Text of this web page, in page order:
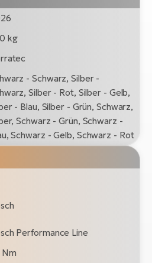
kg
- Schwarz, Silber -
Silber - Rot, Silber - Gelb,
- Blau, Silber - Grün, Schwarz,
Schwarz - Grün, Schwarz -
Schwarz - Gelb, Schwarz - Rot
Performance Line
Nm